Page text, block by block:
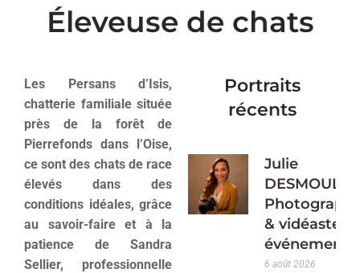
Éleveuse de chats
Les Persans d’Isis,
chatterie familiale située
près de la forêt de
Pierrefonds dans l’Oise,
ce sont des chats de race
élevés dans des
conditions idéales, grâce
au savoir-faire et à la
patience de Sandra
Sellier, professionnelle
Portraits
récents
Julie
& vidéaste
6 août 2026